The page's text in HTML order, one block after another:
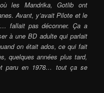
les Mandrika, Gotlib ont
Avant, y’avait Pilote et le
fallait pas déconner. Ça a
à une BD adulte qui parlait
on était ados, ce qui fait
quelques années plus tard,
paru en 1978… tout ça se